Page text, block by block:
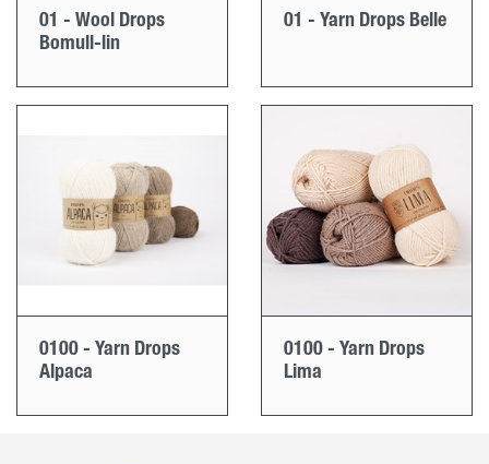
01 - Wool Drops
Bomull-lin
01 - Yarn Drops Belle
0100 - Yarn Drops
Alpaca
0100 - Yarn Drops
Lima